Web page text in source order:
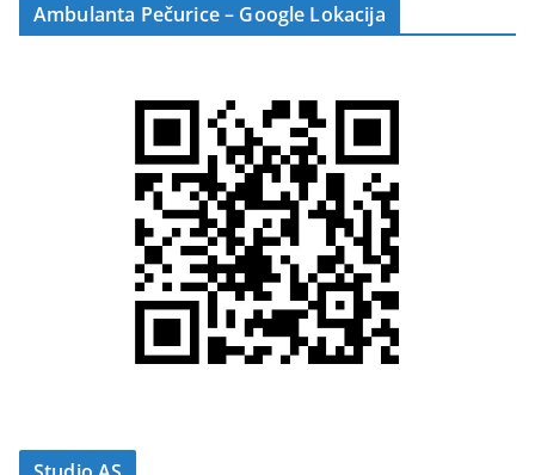
Ambulanta Pečurice – Google Lokacija